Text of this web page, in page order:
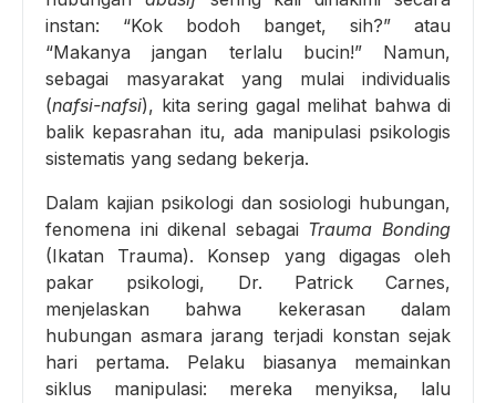
instan: “Kok bodoh banget, sih?” atau
“Makanya jangan terlalu bucin!” Namun,
sebagai masyarakat yang mulai individualis
(nafsi-nafsi), kita sering gagal melihat bahwa di
balik kepasrahan itu, ada manipulasi psikologis
sistematis yang sedang bekerja.
Dalam kajian psikologi dan sosiologi hubungan,
fenomena ini dikenal sebagai Trauma Bonding
(Ikatan Trauma). Konsep yang digagas oleh
pakar psikologi, Dr. Patrick Carnes,
menjelaskan bahwa kekerasan dalam
hubungan asmara jarang terjadi konstan sejak
hari pertama. Pelaku biasanya memainkan
siklus manipulasi: mereka menyiksa, lalu